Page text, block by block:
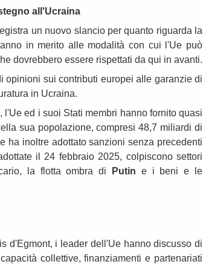
all'Ucraina
un nuovo slancio per quanto riguarda la
in merito alle modalità con cui l'Ue può
dovrebbero essere rispettati da qui in avanti.
opinioni sui contributi europei alle garanzie di
in Ucraina.
ed i suoi Stati membri hanno fornito quasi
sua popolazione, compresi 48,7 miliardi di
ha inoltre adottato sanzioni senza precedenti
il 24 febbraio 2025, colpiscono settori
la flotta ombra di
Putin e i beni e le
d'Egmont, i leader dell'Ue hanno discusso di
collettive, finanziamenti e partenariati